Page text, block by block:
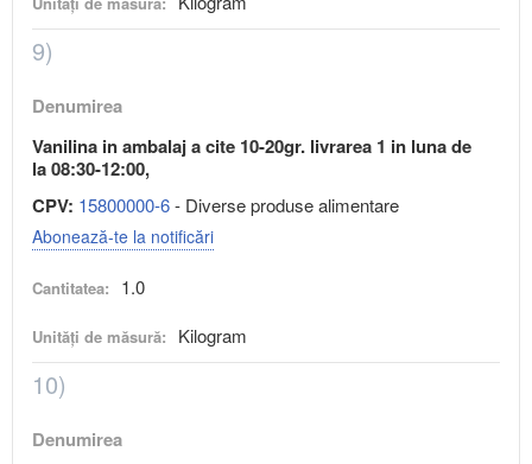
9)
Denumirea
Vanilina in ambalaj a cite 10-20gr. livrarea 1 in luna de
la 08:30-12:00,
CPV: 15800000-6- Diverse produse alimentare
Abonează-te la notificări
Cantitatea: 1.0
Unități de măsură: Kilogram
10)
Denumirea